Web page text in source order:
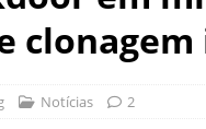
NOTÍCIAS
[ 06/08/2026 ]
Notícias 2